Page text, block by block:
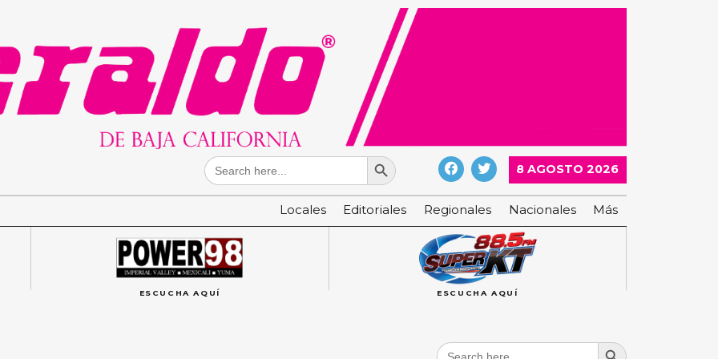
Search
for:
Search Button
8 AGOSTO 2026
Locales Editoriales Regionales Nacionales Más
ESCUCHA AQUÍ ESCUCHA AQUÍ
Search
Search Button